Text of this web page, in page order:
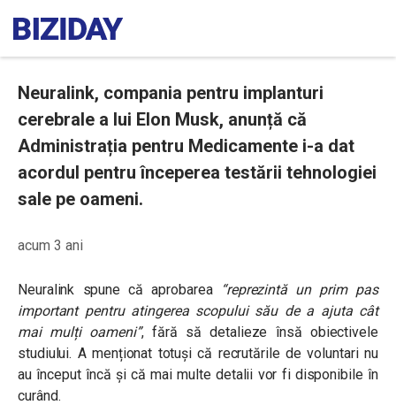
Neuralink, compania pentru implanturi
cerebrale a lui Elon Musk, anunță că
Administrația pentru Medicamente i-a dat
acordul pentru începerea testării tehnologiei
sale pe oameni.
acum 3 ani
Neuralink spune că aprobarea
“reprezintă un prim pas
important pentru atingerea scopului său de a ajuta cât
mai mulți oameni”, fără să detalieze însă obiectivele
studiului. A menționat totuși că recrutările de voluntari nu
au început încă și că mai multe detalii vor fi disponibile în
curând.